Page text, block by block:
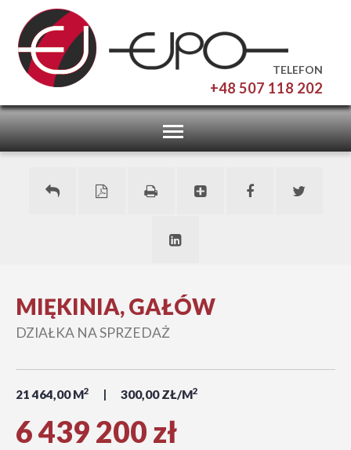
TELEFON
+48 507 118 202
Toggle
navigation
MIĘKINIA, GAŁÓW
DZIAŁKA NA SPRZEDAŻ
21 464,00 M2 300,00 ZŁ/M2
6 439 200 zł